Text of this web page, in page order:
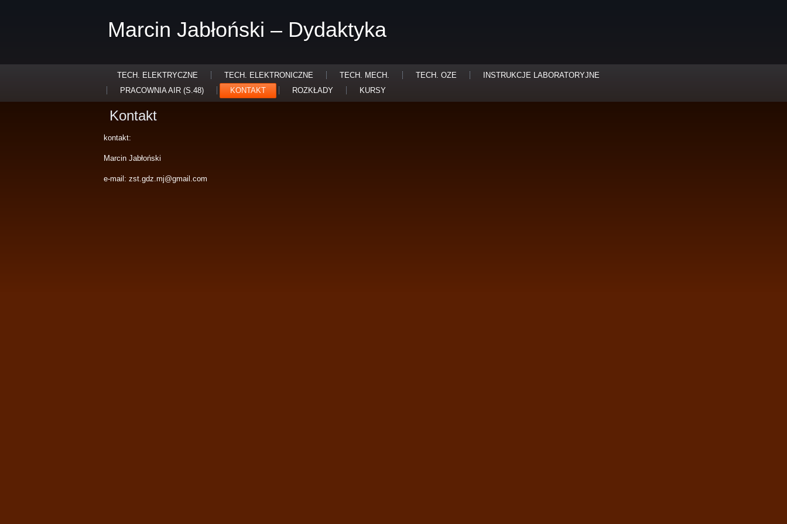
Marcin Jabłoński – Dydaktyka
TECH. ELEKTRYCZNE TECH. ELEKTRONICZNE TECH. MECH. TECH. OZE
INSTRUKCJE LABORATORYJNE
PRACOWNIA AIR (S.48)
KONTAKT ROZKŁADY KURSY
Kontakt
kontakt:
Marcin Jabłoński
e-mail: zst.gdz.mj@gmail.com